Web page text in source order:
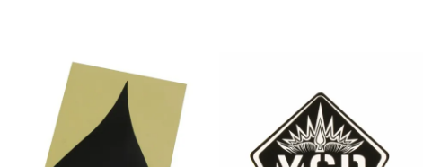
価格から探す
円 ～ 円
並び順